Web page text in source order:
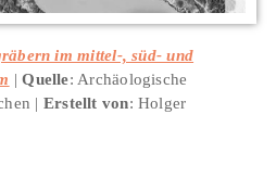
im mittel-, süd- und
Quelle: Archäologische
Erstellt von: Holger